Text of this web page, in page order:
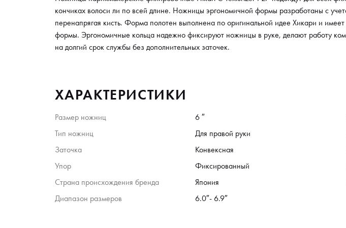
кончиках волоси ли по всей длине. Ножницы эргономичной формы разработаны с
перенапрягая кисть. Форма полотен выполнена по оригинальной идее Хикари и
формы. Эргономичные кольца надежно фиксируют ножницы в руке, делают работу
на долгий срок службы без дополнительных заточек.
ХАРАКТЕРИСТИКИ
Размер ножниц 6 ″
Тип ножниц
Для правой руки
Заточка
Конвексная
Упор
Фиксированный
Страна происхождения бренда
Япония
Диапазон размеров
6.0″- 6.9″